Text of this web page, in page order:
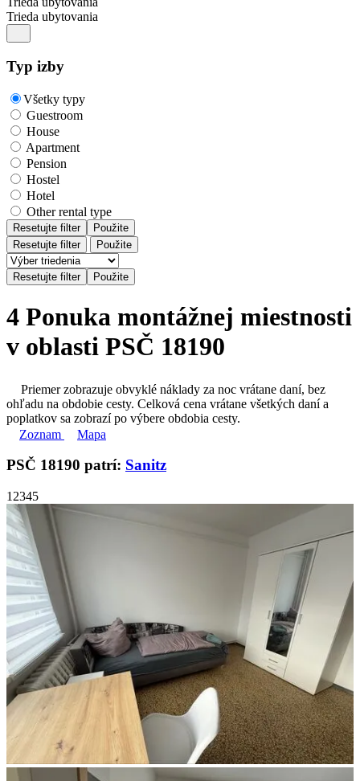
Trieda ubytovania
Typ izby
Všetky typy
Guestroom
House
Apartment
Pension
Hostel
Hotel
Other rental type
Resetujte filter
Použite
Resetujte filter
Použite
4 Ponuka montážnej miestnosti
v oblasti PSČ 18190
Priemer zobrazuje obvyklé náklady za noc vrátane daní, bez
ohľadu na obdobie cesty. Celková cena vrátane všetkých daní a
poplatkov sa zobrazí po výbere obdobia cesty.
Zoznam
Mapa
PSČ 18190 patrí: Sanitz
1 2345